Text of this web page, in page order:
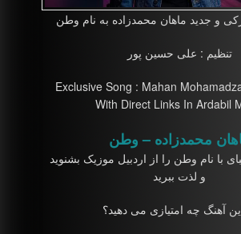
و جدید ماهان محمدزاده به نام وطن
تنظیم : علی حسین پور
Exclusive Song : Mahan
With Direct Links In Ardabil
محمدزاده – وطن
با نام وطن را از اردبیل موزیک بشنوید
و لذت ببرید
آهنگ چه امتیازی می دهید؟